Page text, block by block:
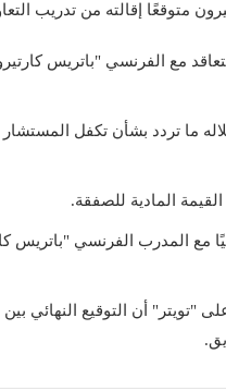
متوقعًا إقالته من تدريب
مع الفرنسي "باتريس
ما تردد بشأن تكفل
المادية للصفقة.
مع المدرب الفرنسي "باتريس
"تويتر" أن التوقيع النهائي